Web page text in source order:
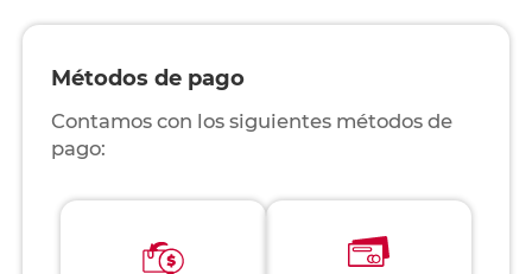
Métodos de pago
Contamos con los siguientes métodos de
pago: